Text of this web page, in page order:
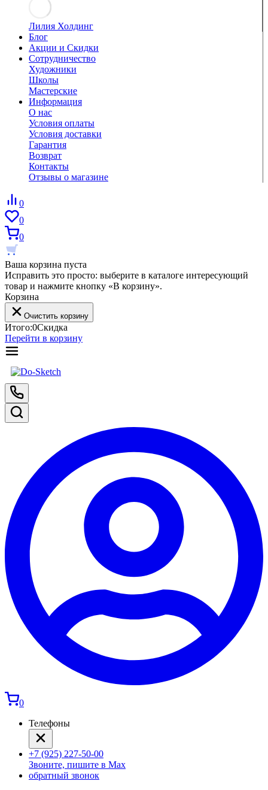
Лилия Холдинг
Блог
Акции и Скидки
Сотрудничество
Художники
Школы
Мастерские
Информация
О нас
Условия оплаты
Условия доставки
Гарантия
Возврат
Контакты
Отзывы о магазине
0
0
0
Ваша корзина пуста
Исправить это просто: выберите в каталоге интересующий
товар и нажмите кнопку «В корзину».
Корзина
Очистить корзину
Итого:0Скидка
Перейти в корзину
0
Телефоны
+7 (925) 227-50-00
Звоните, пишите в Max
обратный звонок